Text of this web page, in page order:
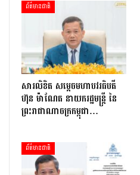
ព័ត៌មានជាតិ
សារលិខិត សម្តេចមហាបវរធិបតី
ហ៊ុន ម៉ាណែត នាយករដ្ឋមន្ត្រី នៃ
ព្រះរាជាណាចក្រកម្ពុជា…
ព័ត៌មានជាតិ